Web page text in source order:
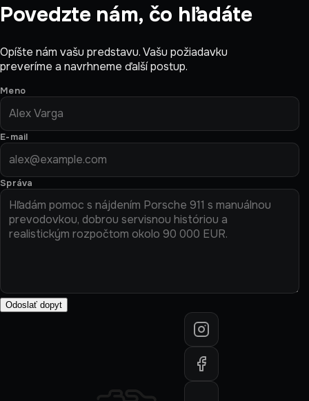
Povedzte nám, čo hľadáte
Opíšte nám vašu predstavu. Vašu požiadavku
preveríme a navrhneme ďalší postup.
Meno
E-mail
Správa
Odoslať dopyt